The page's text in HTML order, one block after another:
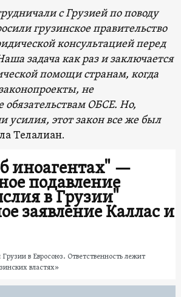
с Грузией по поводу
грузинское правительство
консультацией перед
задача как раз и заключается
помощи странам, когда
не
обязательствам ОБСЕ. Но,
усилия, этот закон все же был
Телалиан.
иноагентах" —
подавление
в Грузии"
заявление Каллас и
в Евросоюз. Ответственность лежит
властях»